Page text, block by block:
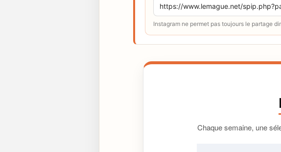
Instagram ne permet pas toujours le partage
Chaque semaine, une